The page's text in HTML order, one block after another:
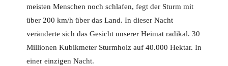
meisten Menschen noch schlafen, fegt der Sturm mit
über 200 km/h über das Land. In dieser Nacht
veränderte sich das Gesicht unserer Heimat radikal. 30
Millionen Kubikmeter Sturmholz auf 40.000 Hektar. In
einer einzigen Nacht.